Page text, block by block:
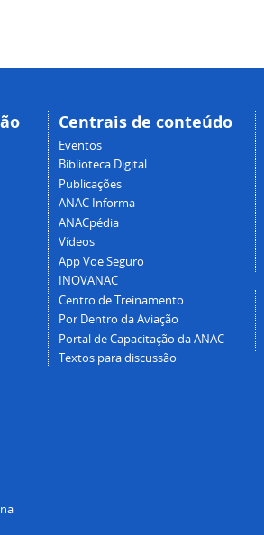
Centrais de conteúdo
Eventos
Biblioteca Digital
Publicações
ANAC Informa
ANACpédia
Vídeos
App Voe Seguro
INOVANAC
Centro de Treinamento
Por Dentro da Aviação
Portal de Capacitação da ANAC
Textos para discussão